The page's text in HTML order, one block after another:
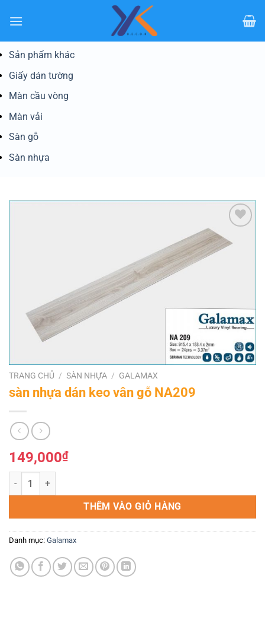
qua
dungSản phẩm khác
Giấy dán tường
Màn cầu vòng
Màn vải
Sàn gỗ
Sàn nhựa
TRANG CHỦ / SÀN NHỰA / GALAMAX
sàn nhựa dán keo vân gỗ NA209
149,000₫
sàn nhựa dán keo vân gỗ NA209 số lượng
THÊM VÀO GIỎ HÀNG
Danh mục: Galamax